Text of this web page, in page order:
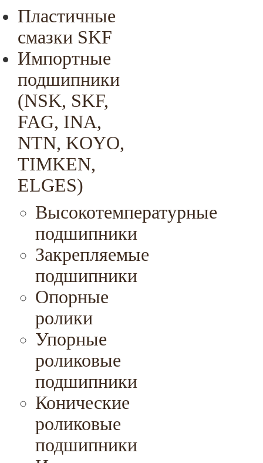
Пластичные
смазки SKF
Импортные
подшипники
(NSK, SKF,
FAG, INA,
NTN, KOYO,
TIMKEN,
ELGES)
Высокотемпературные
подшипники
Закрепляемые
подшипники
Опорные
ролики
Упорные
роликовые
подшипники
Конические
роликовые
подшипники